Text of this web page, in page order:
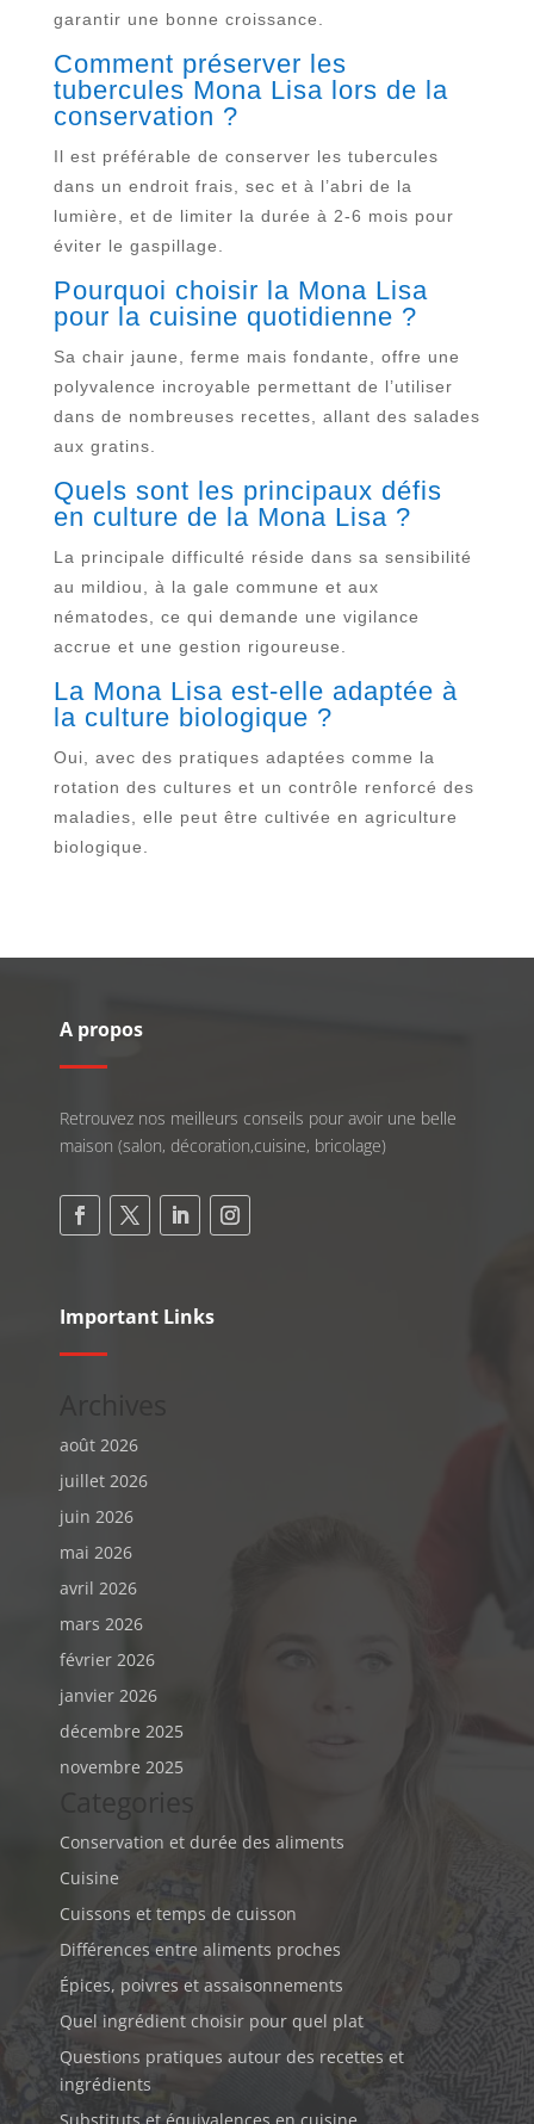
garantir une bonne croissance.
Comment préserver les
tubercules Mona Lisa lors de la
conservation ?
Il est préférable de conserver les tubercules
dans un endroit frais, sec et à l’abri de la
lumière, et de limiter la durée à 2-6 mois pour
éviter le gaspillage.
Pourquoi choisir la Mona Lisa
pour la cuisine quotidienne ?
Sa chair jaune, ferme mais fondante, offre une
polyvalence incroyable permettant de l’utiliser
dans de nombreuses recettes, allant des salades
aux gratins.
Quels sont les principaux défis
en culture de la Mona Lisa ?
La principale difficulté réside dans sa sensibilité
au mildiou, à la gale commune et aux
nématodes, ce qui demande une vigilance
accrue et une gestion rigoureuse.
La Mona Lisa est-elle adaptée à
la culture biologique ?
Oui, avec des pratiques adaptées comme la
rotation des cultures et un contrôle renforcé des
maladies, elle peut être cultivée en agriculture
biologique.
A propos
Retrouvez nos meilleurs conseils pour avoir une belle
maison (salon, décoration,cuisine, bricolage)
Important Links
Archives
août 2026
juillet 2026
juin 2026
mai 2026
avril 2026
mars 2026
février 2026
janvier 2026
décembre 2025
novembre 2025
Categories
Conservation et durée des aliments
Cuisine
Cuissons et temps de cuisson
Différences entre aliments proches
Épices, poivres et assaisonnements
Quel ingrédient choisir pour quel plat
Questions pratiques autour des recettes et
ingrédients
Substituts et équivalences en cuisine